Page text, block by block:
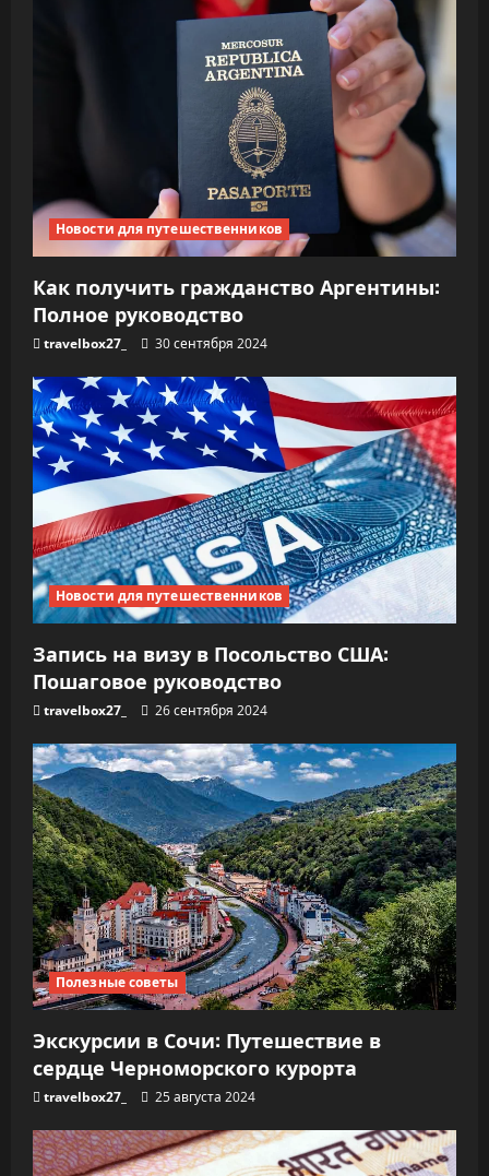
Новости для путешественников
Как получить гражданство Аргентины:
Полное руководство
travelbox27_ 30 сентября 2024
Новости для путешественников
Запись на визу в Посольство США:
Пошаговое руководство
travelbox27_ 26 сентября 2024
Полезные советы
Экскурсии в Сочи: Путешествие в
сердце Черноморского курорта
travelbox27_ 25 августа 2024